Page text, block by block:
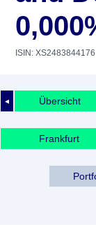
ISIN: XS2483844176
◄ Übersicht
Frankfurt